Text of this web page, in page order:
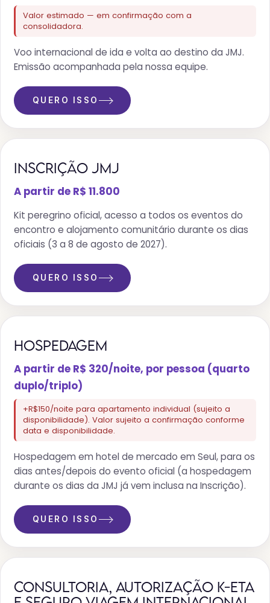
Valor estimado — em confirmação com a
consolidadora.
Voo internacional de ida e volta ao destino da JMJ.
Emissão acompanhada pela nossa equipe.
QUERO ISSO
INSCRIÇÃO JMJ
A partir de R$ 11.800
Kit peregrino oficial, acesso a todos os eventos do
encontro e alojamento comunitário durante os dias
oficiais (3 a 8 de agosto de 2027).
QUERO ISSO
HOSPEDAGEM
A partir de R$ 320/noite, por pessoa (quarto
duplo/triplo)
+R$150/noite para apartamento individual (sujeito a
disponibilidade). Valor sujeito a confirmação conforme
data e disponibilidade.
Hospedagem em hotel de mercado em Seul, para os
dias antes/depois do evento oficial (a hospedagem
durante os dias da JMJ já vem inclusa na Inscrição).
QUERO ISSO
CONSULTORIA, AUTORIZAÇÃO K-ETA